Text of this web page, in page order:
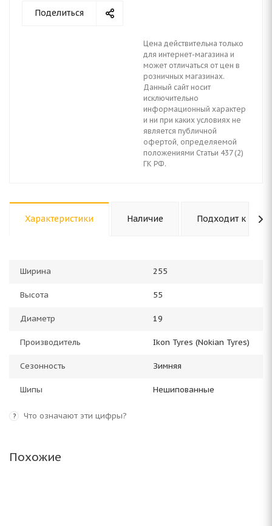
Поделиться
Цена действительна только
для интернет-магазина и
может отличаться от цен в
розничных магазинах.
Данный сайт носит
исключительно
информационный характер
и ни при каких условиях не
является публичной
офертой, определяемой
положениями Статьи 437 (2)
ГК РФ.
Характеристики Наличие Подходит к авто
Ширина 255
Высота 55
Диаметр 19
Производитель Ikon Tyres (Nokian Tyres)
Сезонность Зимняя
Шипы Нешипованные
? Что означают эти цифры?
Похожие